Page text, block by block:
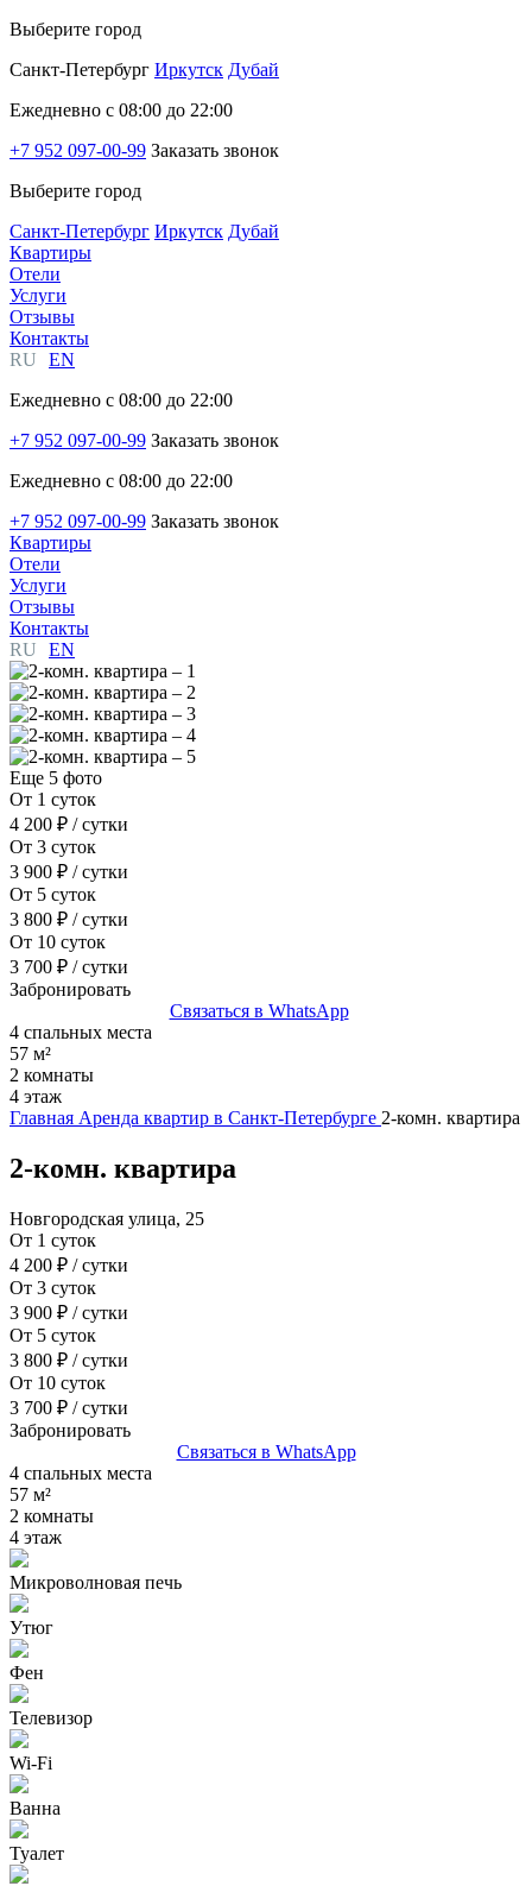
Выберите город
Санкт-Петербург Иркутск Дубай
Ежедневно с 08:00 до 22:00
+7 952 097-00-99 Заказать звонок
Выберите город
Санкт-Петербург Иркутск Дубай
Квартиры
Отели
Услуги
Отзывы
Контакты
RU
EN
Ежедневно с 08:00 до 22:00
+7 952 097-00-99 Заказать звонок
Ежедневно с 08:00 до 22:00
+7 952 097-00-99 Заказать звонок
Квартиры
Отели
Услуги
Отзывы
Контакты
RU
EN
Еще 5 фото
От 1 суток
4 200 ₽ / сутки
От 3 суток
3 900 ₽ / сутки
От 5 суток
3 800 ₽ / сутки
От 10 суток
3 700 ₽ / сутки
Забронировать
Связаться в WhatsApp
4 спальных места
57 м²
2 комнаты
4 этаж
Главная Аренда квартир в Санкт-Петербурге 2-комн. квартира
2-комн. квартира
Новгородская улица, 25
От 1 суток
4 200 ₽ / сутки
От 3 суток
3 900 ₽ / сутки
От 5 суток
3 800 ₽ / сутки
От 10 суток
3 700 ₽ / сутки
Забронировать
Связаться в WhatsApp
4 спальных места
57 м²
2 комнаты
4 этаж
Микроволновая печь
Утюг
Фен
Телевизор
Wi-Fi
Ванна
Туалет